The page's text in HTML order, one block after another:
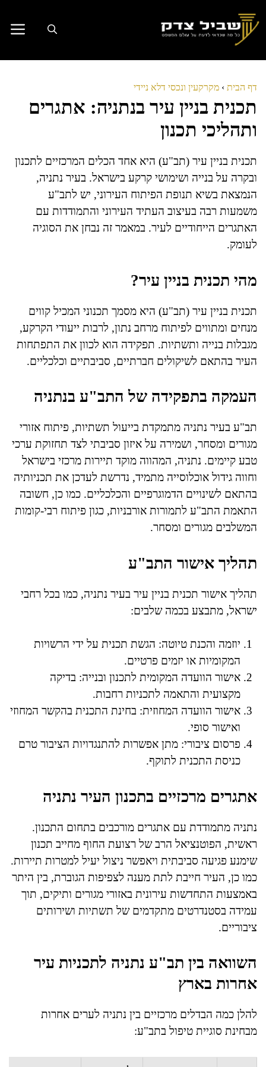
לתוכן
דף הבית › מקרקעין ונכסי דלא ניידי
תכנית בניין עיר בנתניה: אתגרים
ותהליכי תכנון
תכנית בניין עיר (תב"ע) היא אחד הכלים המרכזיים לתכנון
ובקרה על בנייה ושימושי קרקע בישראל. בעיר נתניה,
הנמצאת בשיא תנופת הפיתוח העירוני, יש לתב"ע
משמעות רבה בעיצוב העתיד העירוני והתמודדות עם
האתגרים הייחודיים לעיר. במאמר זה נבחן את הסוגיה
לעומק.
מהי תכנית בניין עיר?
תכנית בניין עיר (תב"ע) היא מסמך תכנוני המכיל קווים
מנחים ומתווים לפיתוח מרחב נתון, לרבות ייעודי הקרקע,
מגבלות בנייה ותשתיות. תפקידה הוא לכוון את התפתחות
העיר בהתאם לשיקולים חברתיים, סביבתיים וכלכליים.
העמקה בתפקידה של התב"ע בנתניה
תב"ע בעיר נתניה מתמקדת בייעול תשתיות, פיתוח אזורי
מגורים ומסחר, ושמירה על איזון סביבתי לצד תחזוקת ערכי
טבע קיימים. נתניה, המהווה מוקד תיירות מרכזי בישראל
וחווה גידול אוכלוסייה מתמיד, נדרשת לעדכן את תכניותיה
בהתאם לשינויים הדמוגרפיים והכלכליים. כמו כן, חשובה
התאמת התב"ע לתמורות אורבניות, כגון פיתוח רבי-קומות
המשלבים מגורים ומסחר.
תהליך אישור התב"ע
תהליך אישור תכנית בניין עיר בעיר נתניה, כמו בכל רחבי
ישראל, מתבצע בכמה שלבים:
יוזמה והכנת טיוטה: הגשת תכנית על ידי הרשויות
המקומיות או יזמים פרטיים.
אישור הוועדה המקומית לתכנון ובנייה: בדיקה
מקצועית והתאמה לתכניות רחבות.
אישור הוועדה המחוזית: בחינת התכנית בהקשר המחוזי
ואישור סופי.
פרסום ציבורי: מתן אפשרות להתנגדויות הציבור טרם
כניסת התכנית לתוקף.
אתגרים מרכזיים בתכנון העיר נתניה
נתניה מתמודדת עם אתגרים מורכבים בתחום התכנון.
ראשית, הפוטנציאל הרב של רצועת החוף מחייב תכנון
שימנע פגיעה סביבתית ויאפשר ניצול יעיל למטרות תיירות.
כמו כן, העיר חייבת לתת מענה לצפיפות הגוברת, בין היתר
באמצעות התחדשות עירונית באזורי מגורים ותיקים, תוך
עמידה בסטנדרטים מתקדמים של תשתיות ושירותים
ציבוריים.
השוואה בין תב"ע נתניה לתכניות עיר
אחרות בארץ
להלן כמה הבדלים מרכזיים בין נתניה לערים אחרות
מבחינת סוגיית טיפול בתב"ע: